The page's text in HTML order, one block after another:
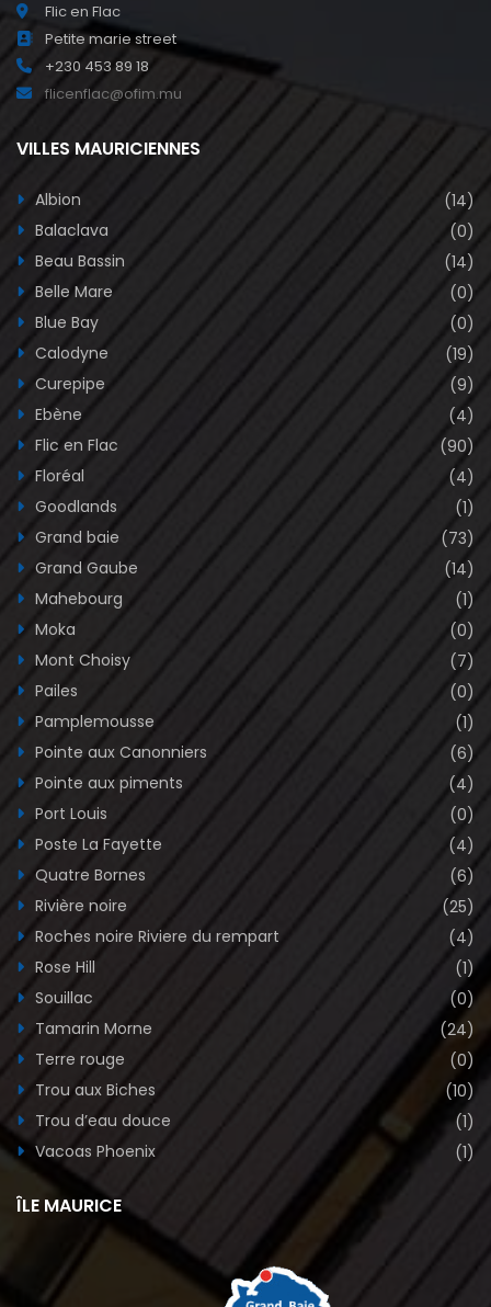
Flic en Flac
Petite marie street
+230 453 89 18
flicenflac@ofim.mu
VILLES MAURICIENNES
Albion
(14)
Balaclava
(0)
Beau Bassin
(14)
Belle Mare
(0)
Blue Bay
(0)
Calodyne
(19)
Curepipe
(9)
Ebène
(4)
Flic en Flac
(90)
Floréal
(4)
Goodlands
(1)
Grand baie
(73)
Grand Gaube
(14)
Mahebourg
(1)
Moka
(0)
Mont Choisy
(7)
Pailes
(0)
Pamplemousse
(1)
Pointe aux Canonniers
(6)
Pointe aux piments
(4)
Port Louis
(0)
Poste La Fayette
(4)
Quatre Bornes
(6)
Rivière noire
(25)
Roches noire Riviere du rempart
(4)
Rose Hill
(1)
Souillac
(0)
Tamarin Morne
(24)
Terre rouge
(0)
Trou aux Biches
(10)
Trou d’eau douce
(1)
Vacoas Phoenix
(1)
ÎLE MAURICE